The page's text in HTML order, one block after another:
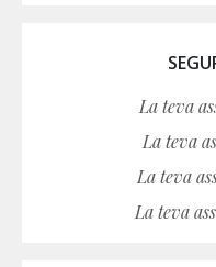
La teva
La teva
La teva
La teva